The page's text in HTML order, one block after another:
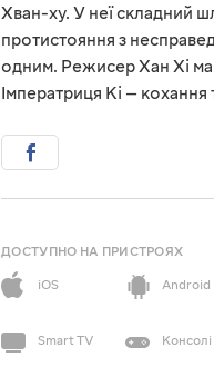
Хван-ху. У неї складний
протистояння з
одним. Режисер Хан Хі
Імператриця Кі — кохання
ДОСТУПНО НА ПРИСТРОЯХ
iOS
Android
Smart TV Консолі